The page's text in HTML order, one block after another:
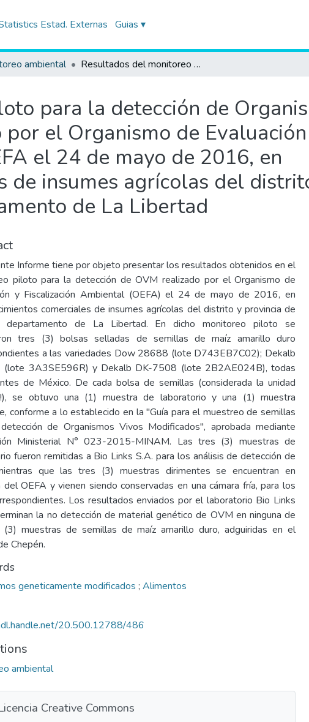
Estad. Externas Guias ▾
ambiental Resultados del monitoreo piloto para la detección de Organismos Vivos Modificados (OVM) realizado por el Organismo de Evaluación y Fiscalización Ambiental - OEFA el 24 de mayo de 2016, en establecimientos comerciales de insumes agrícolas del distrito y provincia de Chepén, departamento de La Libertad
para la detección de
el Organismo de
el 24 de mayo de 2016, en
de insumes agrícolas del
de La Libertad
Informe tiene por objeto presentar los resultados obtenidos en el
piloto para la detección de OVM realizado por el Organismo de
y Fiscalización Ambiental (OEFA) el 24 de mayo de 2016, en
comerciales de insumes agrícolas del distrito y provincia de
departamento de La Libertad. En dicho monitoreo piloto se
tres (3) bolsas selladas de semillas de maíz amarillo duro
a las variedades Dow 28688 (lote D743EB7C02); Dekalb
(lote 3A3SE596R) y Dekalb DK-7508 (lote 2B2AE024B), todas
de México. De cada bolsa de semillas (considerada la unidad
se obtuvo una (1) muestra de laboratorio y una (1) muestra
conforme a lo establecido en la "Guía para el muestreo de semillas
de Organismos Vivos Modificados", aprobada mediante
Ministerial N° 023-2015-MINAM. Las tres (3) muestras de
fueron remitidas a Bio Links S.A. para los análisis de detección de
que las tres (3) muestras dirimentes se encuentran en
del OEFA y vienen siendo conservadas en una cámara fría, para los
Los resultados enviados por el laboratorio Bio Links
la no detección de material genético de OVM en ninguna de
muestras de semillas de maíz amarillo duro, adguiridas en el
Chepén.
geneticamente modificados ; Alimentos
20.500.12788/486
ambiental
Creative Commons